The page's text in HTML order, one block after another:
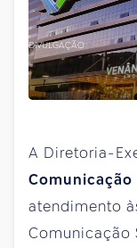
DIVULGAÇÃO
A Diretoria-
Comunicação
atendimento
Comunicação